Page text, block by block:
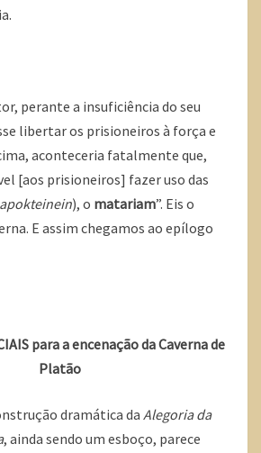
perante a insuficiência do seu
libertar os prisioneiros à força e
aconteceria fatalmente que,
[aos prisioneiros] fazer uso das
apokteinein), o matariam”. Eis o
E assim chegamos ao epílogo
para a encenação da Caverna de
Platão
dramática daAlegoria da
, ainda sendo um esboço, parece